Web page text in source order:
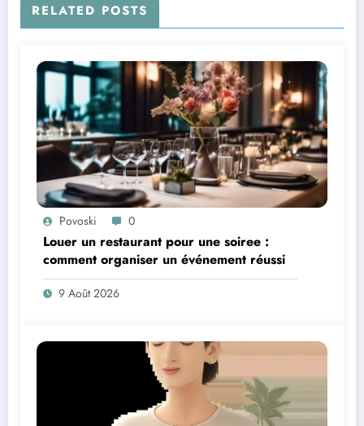
RELATED POSTS
Povoski 0
Louer un restaurant pour une soiree :
comment organiser un événement réussi
9 Août 2026